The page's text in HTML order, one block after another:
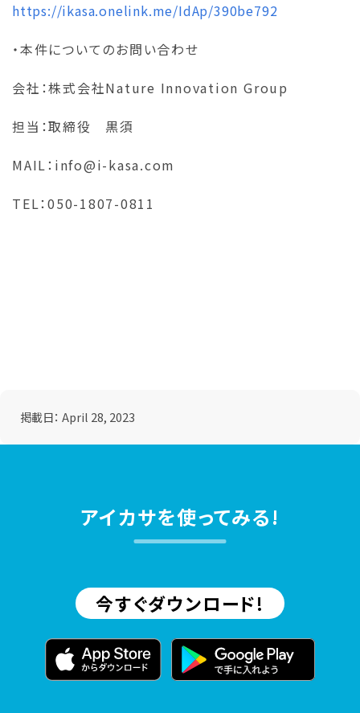
https://ikasa.onelink.me/IdAp/390be792
・本件についてのお問い合わせ
会社：株式会社Nature Innovation Group
担当：取締役 黒須
MAIL：info@i-kasa.com
TEL：050-1807-0811
掲載日： April 28, 2023
アイカサを使ってみる!
今すぐダウンロード!